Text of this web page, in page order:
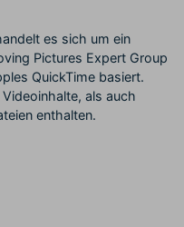
es sich um ein
Pictures Expert Group
QuickTime basiert.
als auch
enthalten.